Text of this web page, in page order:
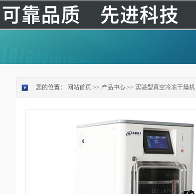
您的位置： 网站首页 >> 产品中心 >> 实验型真空冷冻干燥机